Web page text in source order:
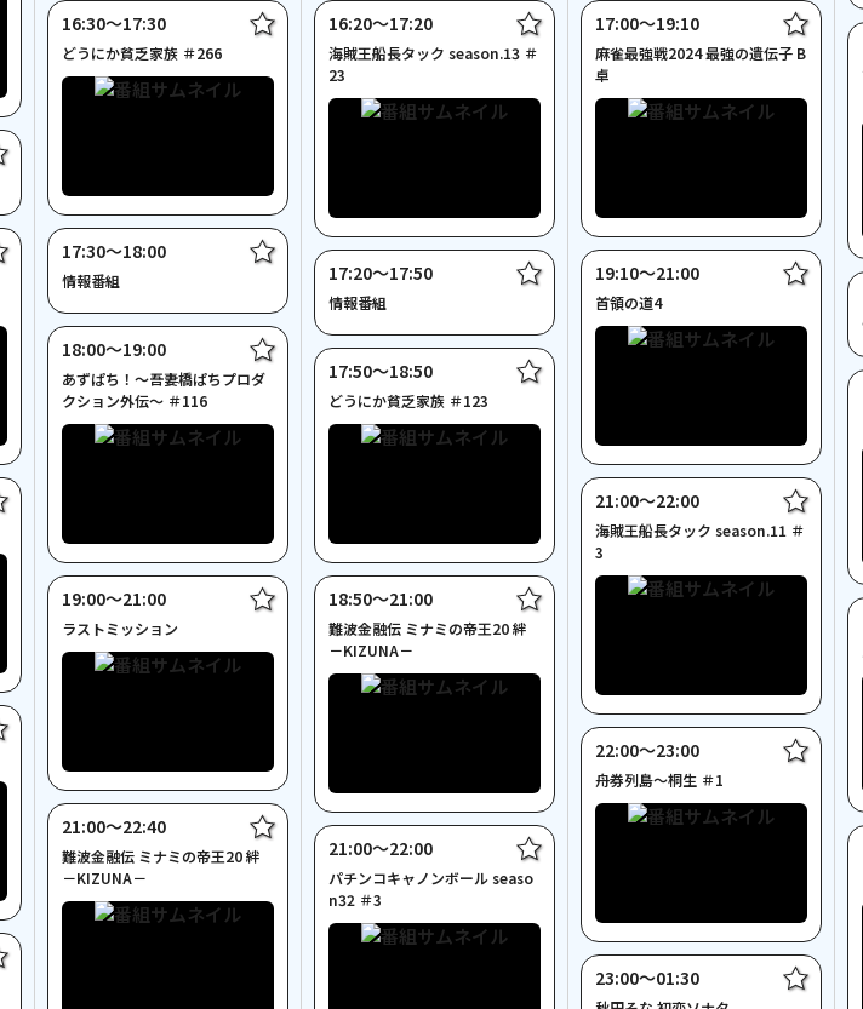
16:30〜17:30
どうにか貧乏家族 ＃266
17:30〜18:00
情報番組
18:00〜19:00
あずぱち！～吾妻橋ぱちプロダ
クション外伝～ ＃116
19:00〜21:00
ラストミッション
21:00〜22:40
難波金融伝 ミナミの帝王20 絆
－KIZUNA－
16:20〜17:20
海賊王船長タック season.13 ＃
23
17:20〜17:50
情報番組
17:50〜18:50
どうにか貧乏家族 ＃123
18:50〜21:00
難波金融伝 ミナミの帝王20 絆
－KIZUNA－
21:00〜22:00
パチンコキャノンボール seaso
n32 ＃3
17:00〜19:10
麻雀最強戦2024 最強の遺伝子 B
卓
19:10〜21:00
首領の道4
21:00〜22:00
海賊王船長タック season.11 ＃
3
22:00〜23:00
舟券列島～桐生 ＃1
23:00〜01:30